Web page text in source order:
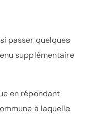
passer quelques
supplémentaire
en répondant
à laquelle